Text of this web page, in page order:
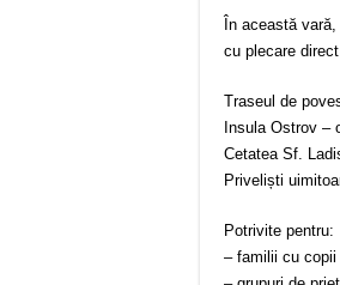
În această
cu plecare
Traseul de
Insula Ostrov –
Cetatea Sf.
Priveliști
Potrivite pentru:
– familii cu copii